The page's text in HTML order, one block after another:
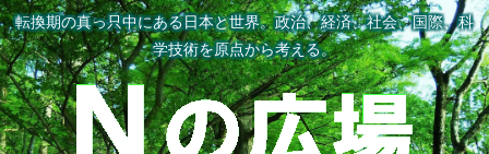
転換期の真っ只中にある日本と世界。政治、経済、社会、国際、科
学技術を原点から考える。